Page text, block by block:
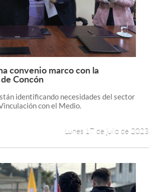
Leer más +
convenio marco con la
Concón
identificando necesidades del sector
con el Medio.
Lunes 17 de julio de 2023